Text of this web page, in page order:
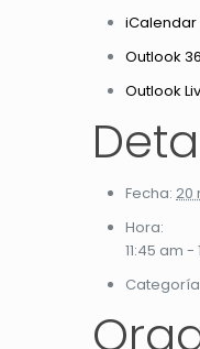
iCalendar
Outlook
Outlook
Fecha: 20
Hora:
11:45 am -